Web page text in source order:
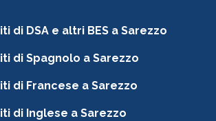
di DSA e altri BES a Sarezzo
di Spagnolo a Sarezzo
di Francese a Sarezzo
di Inglese a Sarezzo